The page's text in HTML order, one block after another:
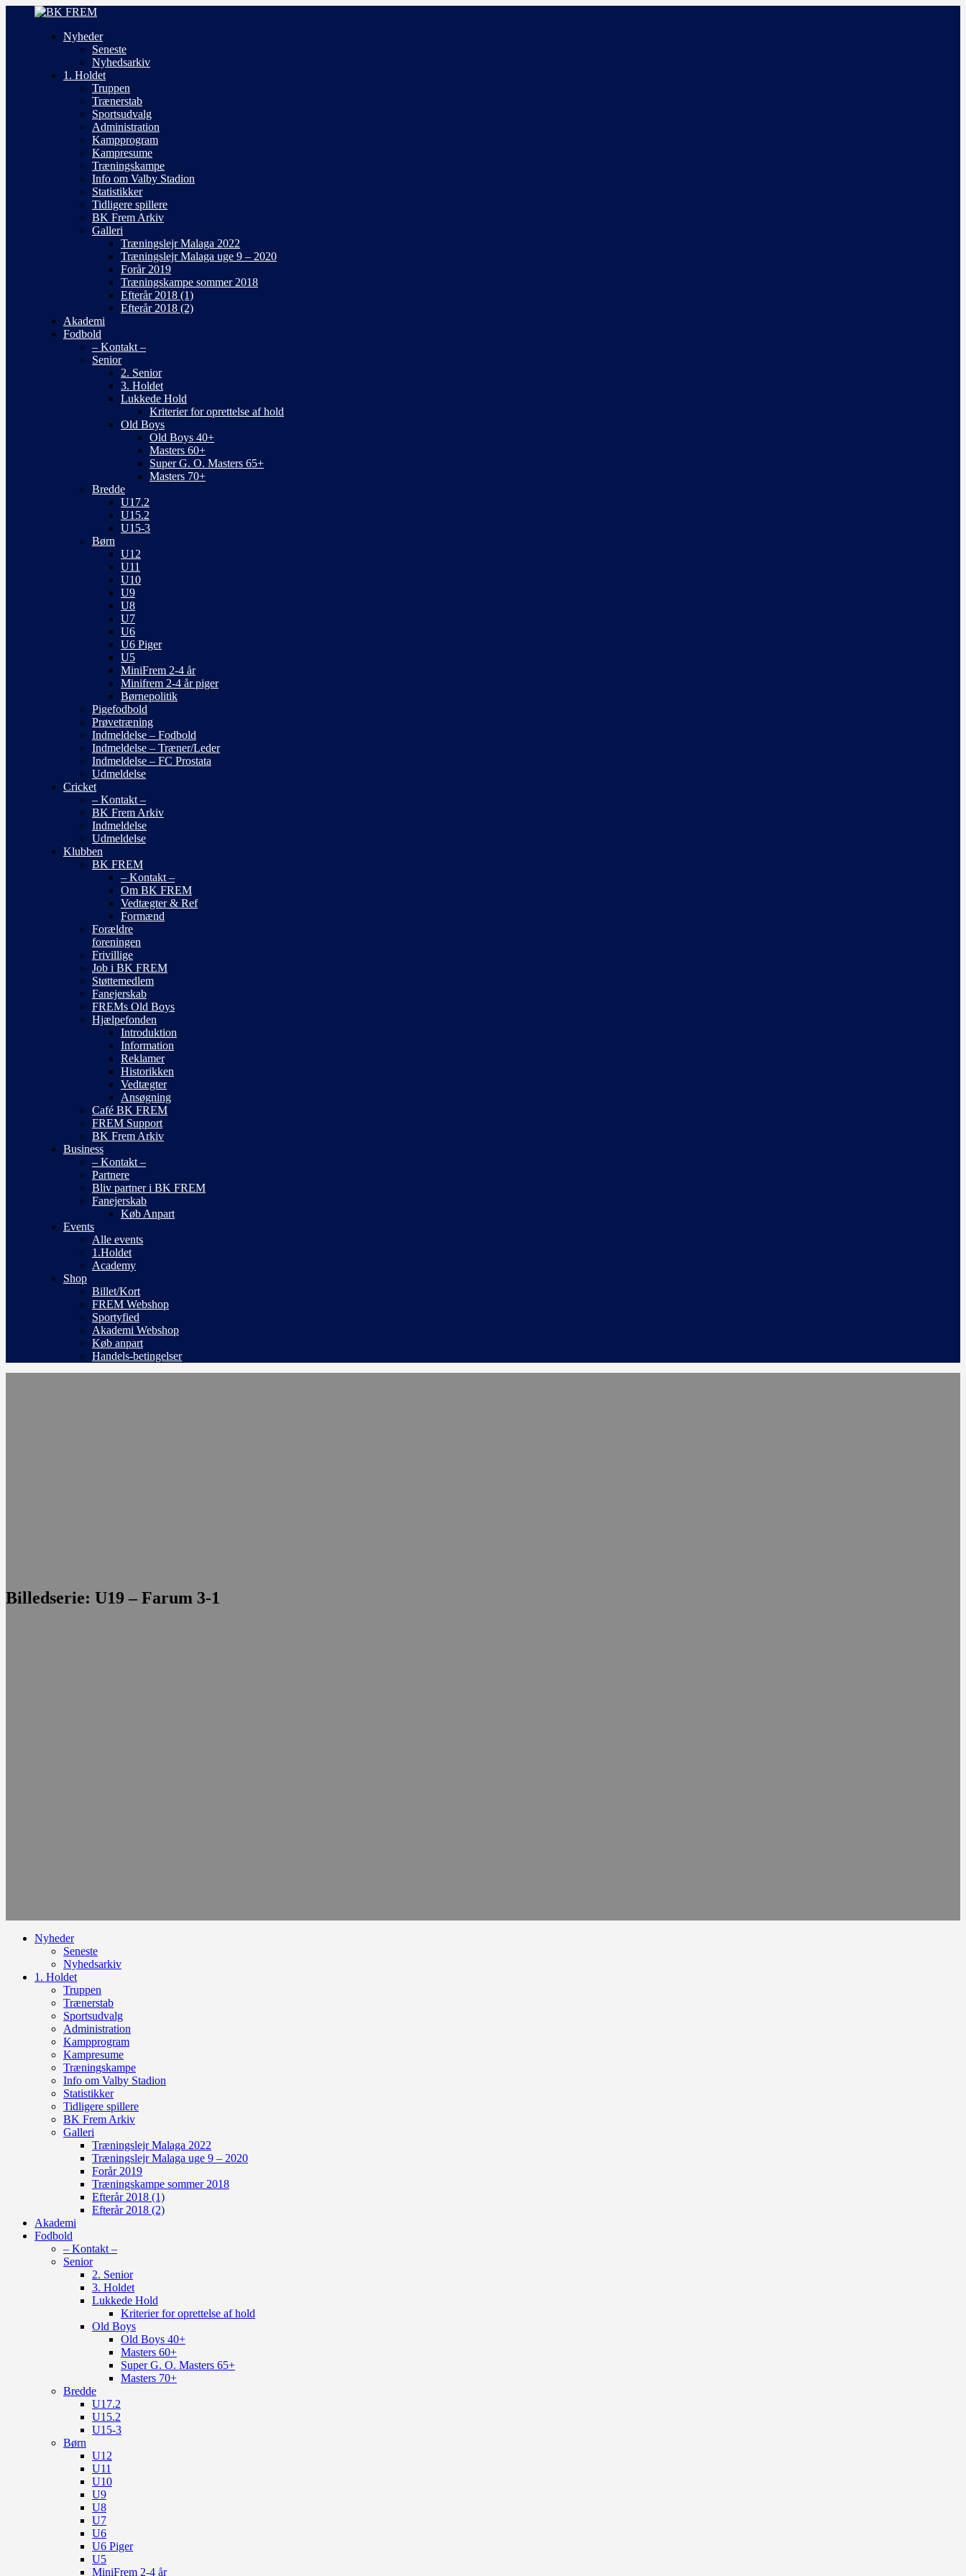
Nyheder
Seneste
Nyhedsarkiv
1. Holdet
Truppen
Trænerstab
Sportsudvalg
Administration
Kampprogram
Kampresume
Træningskampe
Info om Valby Stadion
Statistikker
Tidligere spillere
BK Frem Arkiv
Galleri
Træningslejr Malaga 2022
Træningslejr Malaga uge 9 – 2020
Forår 2019
Træningskampe sommer 2018
Efterår 2018 (1)
Efterår 2018 (2)
Akademi
Fodbold
– Kontakt –
Senior
2. Senior
3. Holdet
Lukkede Hold
Kriterier for oprettelse af hold
Old Boys
Old Boys 40+
Masters 60+
Super G. O. Masters 65+
Masters 70+
Bredde
U17.2
U15.2
U15-3
Børn
U12
U11
U10
U9
U8
U7
U6
U6 Piger
U5
MiniFrem 2-4 år
Minifrem 2-4 år piger
Børnepolitik
Pigefodbold
Prøvetræning
Indmeldelse – Fodbold
Indmeldelse – Træner/Leder
Indmeldelse – FC Prostata
Udmeldelse
Cricket
– Kontakt –
BK Frem Arkiv
Indmeldelse
Udmeldelse
Klubben
BK FREM
– Kontakt –
Om BK FREM
Vedtægter & Ref
Formænd
Forældre
foreningen
Frivillige
Job i BK FREM
Støttemedlem
Fanejerskab
FREMs Old Boys
Hjælpefonden
Introduktion
Information
Reklamer
Historikken
Vedtægter
Ansøgning
Café BK FREM
FREM Support
BK Frem Arkiv
Business
– Kontakt –
Partnere
Bliv partner i BK FREM
Fanejerskab
Køb Anpart
Events
Alle events
1.Holdet
Academy
Shop
Billet/Kort
FREM Webshop
Sportyfied
Akademi Webshop
Køb anpart
Handels-betingelser
Billedserie: U19 – Farum 3-1
Nyheder
Seneste
Nyhedsarkiv
1. Holdet
Truppen
Trænerstab
Sportsudvalg
Administration
Kampprogram
Kampresume
Træningskampe
Info om Valby Stadion
Statistikker
Tidligere spillere
BK Frem Arkiv
Galleri
Træningslejr Malaga 2022
Træningslejr Malaga uge 9 – 2020
Forår 2019
Træningskampe sommer 2018
Efterår 2018 (1)
Efterår 2018 (2)
Akademi
Fodbold
– Kontakt –
Senior
2. Senior
3. Holdet
Lukkede Hold
Kriterier for oprettelse af hold
Old Boys
Old Boys 40+
Masters 60+
Super G. O. Masters 65+
Masters 70+
Bredde
U17.2
U15.2
U15-3
Børn
U12
U11
U10
U9
U8
U7
U6
U6 Piger
U5
MiniFrem 2-4 år